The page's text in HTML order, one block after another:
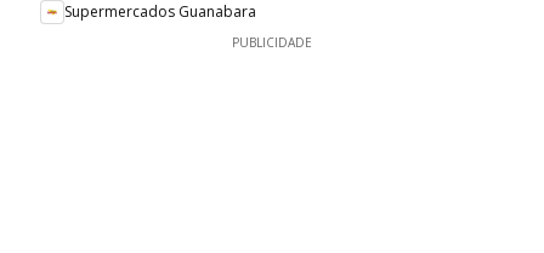
Supermercados Guanabara
PUBLICIDADE